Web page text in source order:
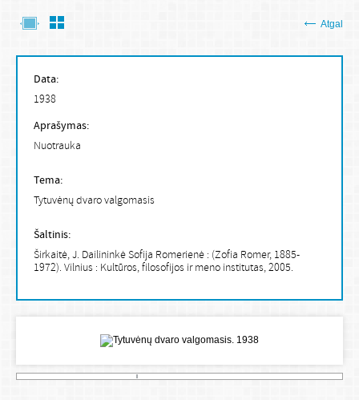
Atgal
Data:
1938
Aprašymas:
Nuotrauka
Tema:
Tytuvėnų dvaro valgomasis
Šaltinis:
Širkaitė, J. Dailininkė Sofija Romerienė : (Zofia Romer, 1885-
1972). Vilnius : Kultūros, filosofijos ir meno institutas, 2005.